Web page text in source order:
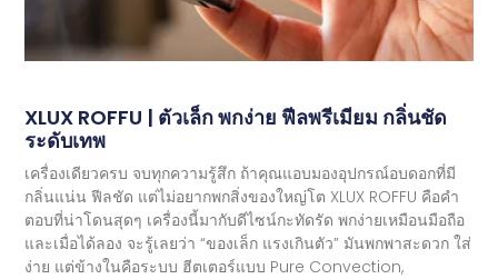
XLUX ROFFU | ตัวเล็ก พกง่าย ฟีลพรีเมียม กลิ่นชัด
ระดับเทพ
เครื่องเดียวครบ จบทุกความรู้สึก ถ้าคุณแอบมองอุปกรณ์อบดอกที่มี
กลิ่นแน่น ฟีลชัด แต่ไม่อยากพกสิ่งของใหญ่โต XLUX ROFFU คือคำ
ตอบที่น่าโดนสุดๆ เครื่องนี้มากับดีไซน์กะทัดรัด พกง่ายเหมือนมือถือ
และเมื่อได้ลอง จะรู้เลยว่า “ของเล็ก แรงเกินตัว” มันพกพาสะดวก ใส่
ง่าย แต่ข้างในคือระบบ ฮีตเตอร์แบบ Pure Convection,